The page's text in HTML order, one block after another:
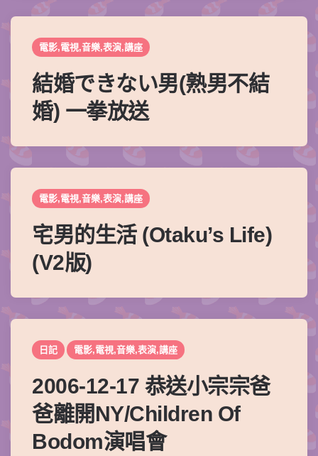
電影,電視,音樂,表演,講座
結婚できない男(熟男不結
婚) 一拳放送
電影,電視,音樂,表演,講座
宅男的生活 (Otaku’s Life)
(V2版)
日記 電影,電視,音樂,表演,講座
2006-12-17 恭送小宗宗爸
爸離開NY/Children Of
Bodom演唱會